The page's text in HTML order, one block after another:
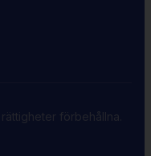
förbehållna.